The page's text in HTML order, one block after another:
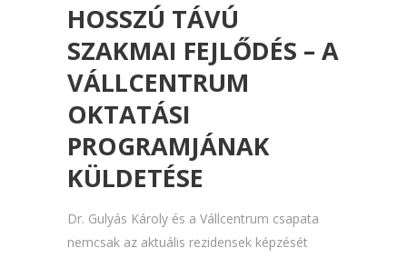
HOSSZÚ TÁVÚ
SZAKMAI FEJLŐDÉS – A
VÁLLCENTRUM
OKTATÁSI
PROGRAMJÁNAK
KÜLDETÉSE
Dr. Gulyás Károly és a Vállcentrum csapata
nemcsak az aktuális rezidensek képzését